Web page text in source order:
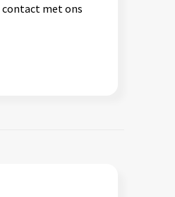
contact met ons